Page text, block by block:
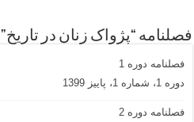
فصلنامه “پژواک زنان در تاریخ”
فصلنامه دوره 1
دوره 1، شماره 1، پاییز 1399
فصلنامه دوره 2